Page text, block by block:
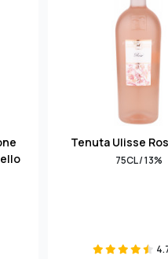
Tenuta Ulisse
75CL / 13%